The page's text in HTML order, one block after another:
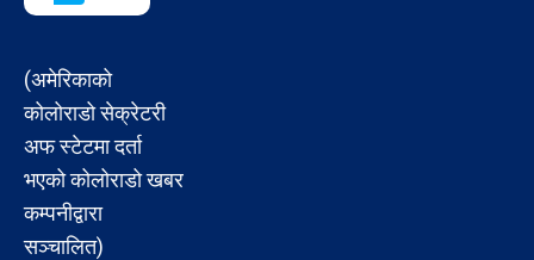
(अमेरिकाको
कोलोराडो सेक्रेटरी
अफ स्टेटमा दर्ता
भएको कोलोराडो खबर
कम्पनीद्वारा
सञ्चालित)